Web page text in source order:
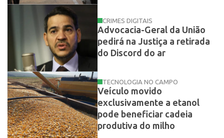
CRIMES DIGITAIS
Advocacia-Geral da União
pedirá na Justiça a retirada
do Discord do ar
TECNOLOGIA NO CAMPO
Veículo movido
exclusivamente a etanol
pode beneficiar cadeia
produtiva do milho